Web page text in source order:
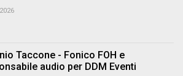
Taccone - Fonico FOH e
audio per DDM Eventi